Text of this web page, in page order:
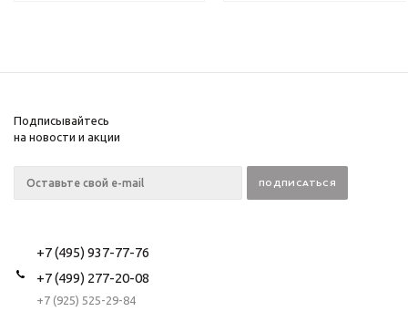
Подписывайтесь
на новости и акции
+7 (495) 937-77-76
+7 (499) 277-20-08
+7 (925) 525-29-84